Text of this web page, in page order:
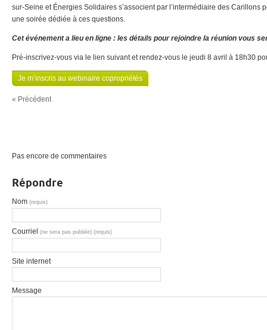
sur-Seine et Énergies Solidaires s’associent par l’intermédiaire des Carillons
une soirée dédiée à ces questions.
Cet événement a lieu en ligne : les détails pour rejoindre la réunion vous
Pré-inscrivez-vous via le lien suivant et rendez-vous le jeudi 8 avril à 18h30
Je m’inscris au webinaire copropriétés
« Précédent
Pas encore de commentaires
Répondre
Nom (requis)
Courriel (ne sera pas publiée) (requis)
Site internet
Message